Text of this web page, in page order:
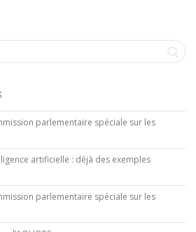
parlementaire spéciale sur les
artificielle : déjà des exemples
parlementaire spéciale sur les